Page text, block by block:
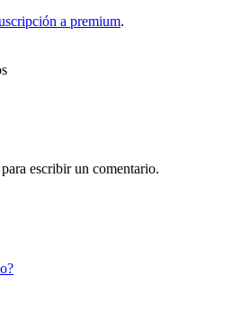
a premium.
escribir un comentario.